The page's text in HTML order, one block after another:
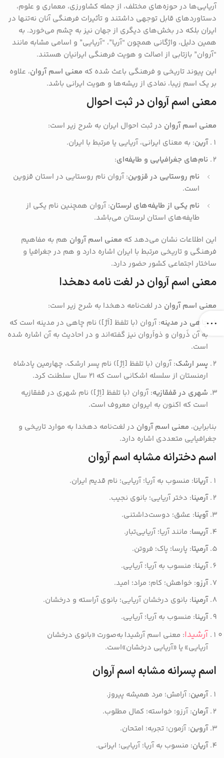
آریایی‌ها در حوزه‌های مختلف، از جمله کشاورزی، معماری و علوم،
دستاوردهای قابل توجهی داشتند و تأثیرات فرهنگی آنان نه‌تنها در
ایران بلکه در بخش‌های دیگری از جهان نیز به چشم می‌خورد. به
همین دلیل، واژگانی همچون “آریا”، “آریایی” و اسامی مشابه مانند
“آروان” بازتابی از اصالت و هویت فرهنگی ایرانیان هستند.
این پیوند تاریخی و فرهنگی باعث شده که معنی اسم آروان، علاوه
بر یک اسم زیبا، نمادی از ریشه‌ها و هویت ایرانی باشد.
معنی اسم آروان در ثبت احوال
معنی اسم آروان در ثبت احوال ایران به شرح زیر است:
آرین: به معنای ایرانی، آریایی یا مرتبط با ایران.
نام‌های جغرافیایی و طایفه‌ای:
نام روستایی در قزوین: آروان نام روستایی در استان قزوین
است.
نام یکی از طایفه‌های لرستان: آروان همچنین نام یکی از
طایفه‌های استان لرستان می‌باشد.
این اطلاعات نشان می‌دهد که معنی اسم آروان هم به مفاهیم
فرهنگی و تاریخی مرتبط با ایران اشاره دارد و هم در جغرافیا و
ساختار اجتماعی کشور حضور دارد.
معنی اسم آروان در لغت نامه دهخدا
معنی اسم آروان در لغت‌نامه دهخدا به شرح زیر است:
چاهی در مدینه: آروان (با تلفظ [اَرْ]) نام چاهی در مدینه است که
به آن ذَروان و ذواَروان نیز گفته‌اند و در احادیث به آن اشاره شده
است.
پسر ارشک: آروان (با تلفظ [اِرْ]) نام پسر ارشک، چهارمین پادشاه
ارمنستان از سلسله اشکانی است که ۲۱ سال سلطنت کرد.
شهری در قفقازیه: آروان (با تلفظ [اِرْ]) نام شهری در قفقازیه
است که اکنون به ایروان معروف است.
بنابراین، معنی اسم آروان در لغت‌نامه دهخدا به موارد تاریخی و
جغرافیایی متعددی اشاره دارد.
اسم دخترانه مشابه اسم آروان
آریانا: منسوب به آریا؛ آریایی؛ نام قدیم ایران.
آرمینا: دختر آریایی؛ بانوی نجیب.
آوینا: عشق؛ دوست‌داشتنی.
آریسا: مانند آریا؛ آریایی‌تبار.
آرمیتا: پارسا؛ پاک؛ فروتن.
آرینا: منسوب به آریا؛ آریایی.
آرزو: خواهش؛ کام؛ مراد؛ امید.
آرمینا: بانوی درخشان آریایی؛ بانوی آراسته و درخشان.
آرینا: منسوب به آریا؛ آریایی.
آرشیدا: معنی اسم آرشیدا به‌صورت «بانوی درخشان
آریایی» یا «آریایی درخشان»است.
اسم پسرانه مشابه اسم آروان
آرمین: آرامش؛ مرد همیشه پیروز.
آرمان: آرزو؛ خواسته؛ کمال مطلوب.
آروین: آزمون؛ تجربه؛ امتحان.
آریان: منسوب به آریا؛ آریایی؛ ایرانی.